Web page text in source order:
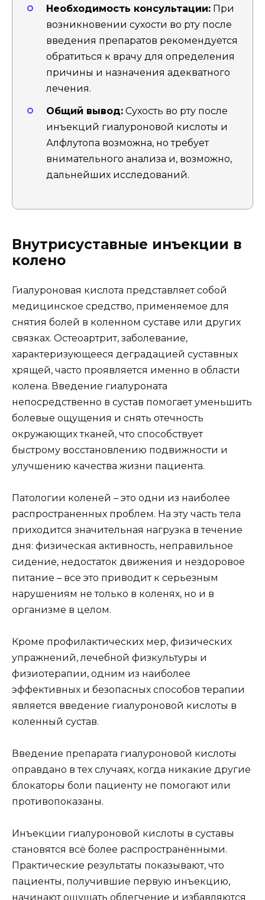
Необходимость консультации: При
возникновении сухости во рту после
введения препаратов рекомендуется
обратиться к врачу для определения
причины и назначения адекватного
лечения.
Общий вывод: Сухость во рту после
инъекций гиалуроновой кислоты и
Алфлутопа возможна, но требует
внимательного анализа и, возможно,
дальнейших исследований.
Внутрисуставные инъекции в
колено
Гиалуроновая кислота представляет собой
медицинское средство, применяемое для
снятия болей в коленном суставе или других
связках. Остеоартрит, заболевание,
характеризующееся деградацией суставных
хрящей, часто проявляется именно в области
колена. Введение гиалуроната
непосредственно в сустав помогает уменьшить
болевые ощущения и снять отечность
окружающих тканей, что способствует
быстрому восстановлению подвижности и
улучшению качества жизни пациента.
Патологии коленей – это одни из наиболее
распространенных проблем. На эту часть тела
приходится значительная нагрузка в течение
дня: физическая активность, неправильное
сидение, недостаток движения и нездоровое
питание – все это приводит к серьезным
нарушениям не только в коленях, но и в
организме в целом.
Кроме профилактических мер, физических
упражнений, лечебной физкультуры и
физиотерапии, одним из наиболее
эффективных и безопасных способов терапии
является введение гиалуроновой кислоты в
коленный сустав.
Введение препарата гиалуроновой кислоты
оправдано в тех случаях, когда никакие другие
блокаторы боли пациенту не помогают или
противопоказаны.
Инъекции гиалуроновой кислоты в суставы
становятся всё более распространёнными.
Практические результаты показывают, что
пациенты, получившие первую инъекцию,
начинают ощущать облегчение и избавляются